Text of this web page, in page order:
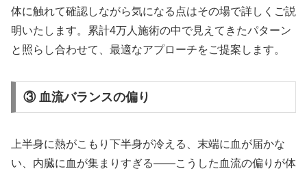
体に触れて確認しながら気になる点はその場で詳しくご説
明いたします。累計4万人施術の中で見えてきたパターン
と照らし合わせて、最適なアプローチをご提案します。
③ 血流バランスの偏り
上半身に熱がこもり下半身が冷える、末端に血が届かな
い、内臓に血が集まりすぎる——こうした血流の偏りが体